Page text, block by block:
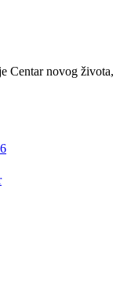
Centar novog života,